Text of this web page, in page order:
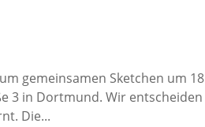
gemeinsamen Sketchen um
3 in Dortmund. Wir entscheiden
Die...